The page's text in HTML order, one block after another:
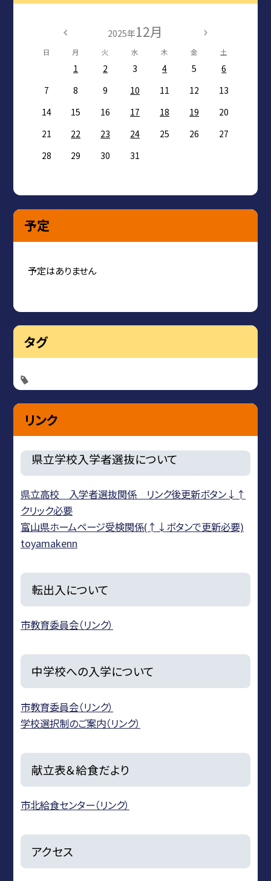
2025年12月
日 月 火 水 木 金 土
1 2 3 4 5
6
7
8 9 10 11 12
13
14
15 16 17 18 19
20
21
22 23 24 25 26
27
28
29 30 31
予定
予定はありません
タグ
リンク
県立学校入学者選抜について
県立高校 入学者選抜関係 リンク後更新ボタン↓↑
クリック必要
富山県ホームページ受検関係(↑↓ボタンで更新必要)
toyamakenn
転出入について
市教育委員会（リンク）
中学校への入学について
市教育委員会（リンク）
学校選択制のご案内（リンク）
献立表＆給食だより
市北給食センター（リンク）
アクセス